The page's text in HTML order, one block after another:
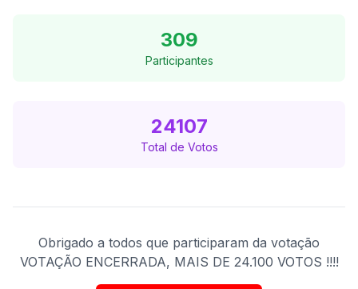
309
Participantes
24107
Total de Votos
Obrigado a todos que participaram da votação
VOTAÇÃO ENCERRADA, MAIS DE 24.100 VOTOS !!!!